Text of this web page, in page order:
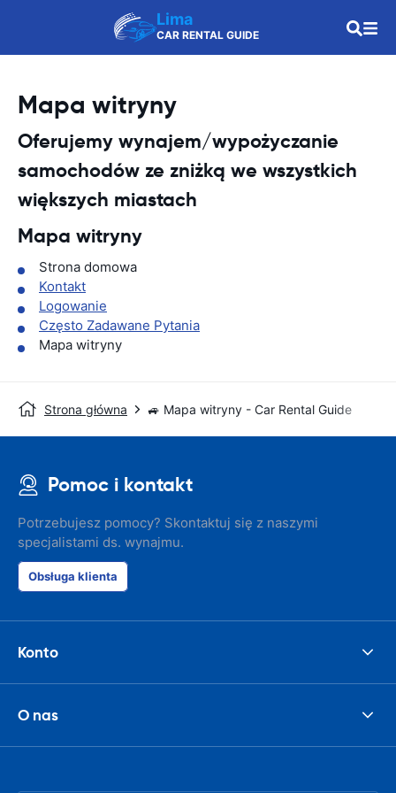
Lima
CAR RENTAL GUIDE
Mapa witryny
Oferujemy wynajem/wypożyczanie
samochodów ze zniżką we wszystkich
większych miastach
Mapa witryny
Strona domowa
Kontakt
Logowanie
Często Zadawane Pytania
Mapa witryny
Strona główna 🚙 Mapa witryny - Car Rental Guide
Pomoc i kontakt
Potrzebujesz pomocy? Skontaktuj się z naszymi
specjalistami ds. wynajmu.
Obsługa klienta
Konto
O nas